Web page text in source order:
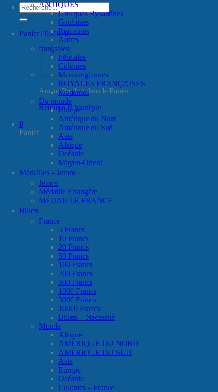
Recherche
pour :
Panier /0.00€ 0
Aucun Produit dans le Panier.
Retour à la boutique
0
Panier
ANTIQUES
Grecques Bysantines
Gauloises
Romaines
Autres
françaises
Féodales
Colonies
Merovingiennes
ROYALES FRANÇAISES
Modernes
Du monde
Europe
Amérique du Nord
Amérique du Sud
Asie
Afrique
Océanie
Moyen-Orient
Médailles – Jetons
Jetons
Médaille Etrangère
MÉDAILLE FRANCE
Billets
France
5 Francs
10 Francs
20 Francs
50 Francs
100 Francs
200 Francs
500 Francs
1000 Francs
5000 Francs
10000 Francs
Billets – Necessité
Monde
Afrique
AMÉRIQUE DU NORD
AMÉRIQUE DU SUD
Asie
Europe
Océanie
Colonies – France